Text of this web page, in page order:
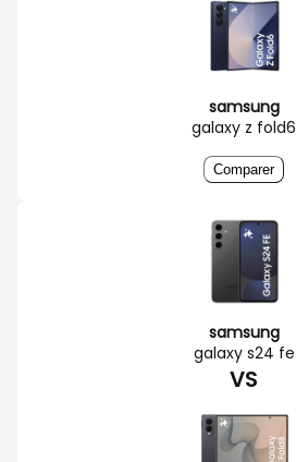
samsung
galaxy z fold6
Comparer
samsung
galaxy s24 fe
VS